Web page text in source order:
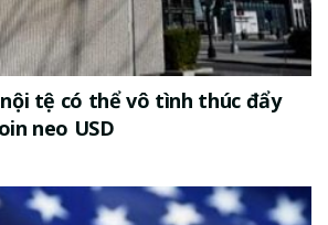
tệ có thể vô tình thúc đẩy
neo USD